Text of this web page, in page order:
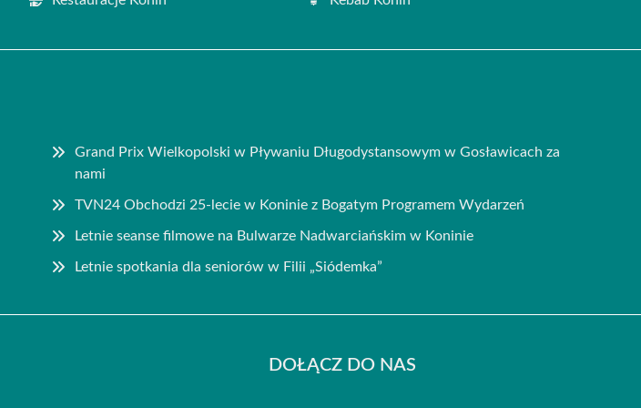
Grand Prix Wielkopolski w Pływaniu Długodystansowym w Gosławicach za
nami
TVN24 Obchodzi 25-lecie w Koninie z Bogatym Programem Wydarzeń
Letnie seanse filmowe na Bulwarze Nadwarciańskim w Koninie
Letnie spotkania dla seniorów w Filii „Siódemka”
DOŁĄCZ DO NAS